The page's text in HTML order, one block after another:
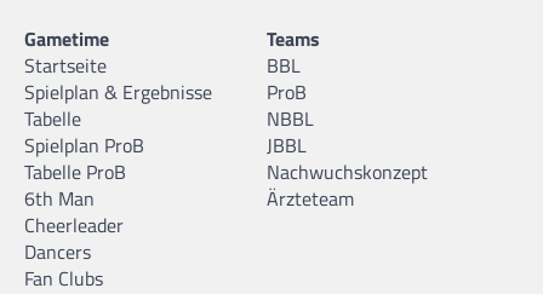
Gametime
Startseite
Spielplan & Ergebnisse
Tabelle
Spielplan ProB
Tabelle ProB
6th Man
Cheerleader
Dancers
Fan Clubs
Teams
BBL
ProB
NBBL
JBBL
Nachwuchskonzept
Ärzteteam